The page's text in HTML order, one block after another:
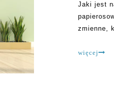
Jaki jest
zmienne,
dostawa
więcej